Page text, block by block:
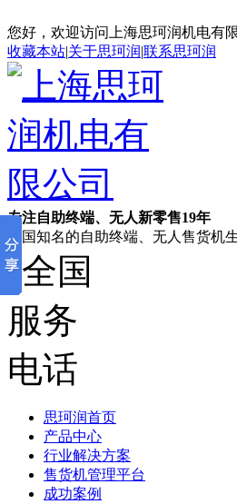
您好，欢迎访问上海思珂润机电有
收藏本站|关于思珂润|联系思珂润
专注自助终端、无人新零售19年
全国知名的自助终端、无人售货机
思珂润首页
产品中心
行业解决方案
售货机管理平台
成功案例